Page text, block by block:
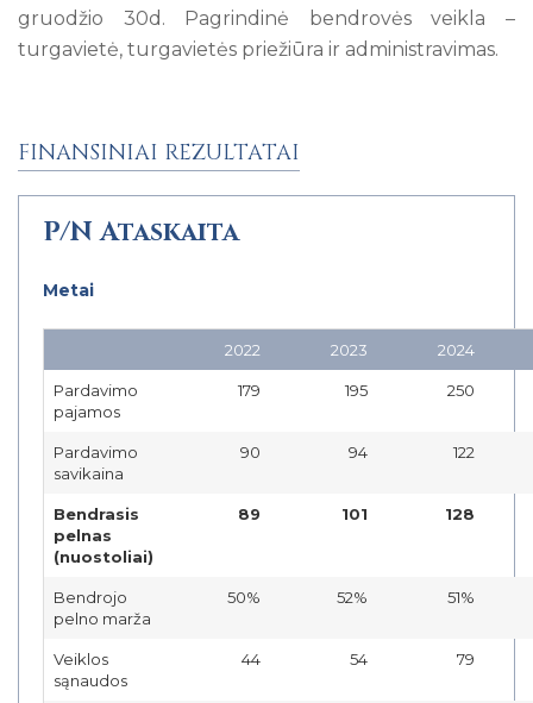
gruodžio 30d. Pagrindinė bendrovės veikla –
turgavietė, turgavietės priežiūra ir administravimas.
FINANSINIAI REZULTATAI
P/N Ataskaita
Metai
2022 2023 2024
Pardavimo
pajamos
179 195 250
Pardavimo
savikaina
90 94 122
Bendrasis
pelnas
(nuostoliai)
89 101 128
Bendrojo
pelno marža
50% 52% 51%
Veiklos
sąnaudos
44 54 79